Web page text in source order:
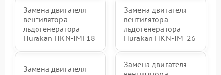
Замена двигателя
вентилятора
льдогенератора
Hurakan HKN-IMF18
Замена двигателя
вентилятора
льдогенератора
Hurakan HKN-IMF26
Замена двигателя
Замена двигателя